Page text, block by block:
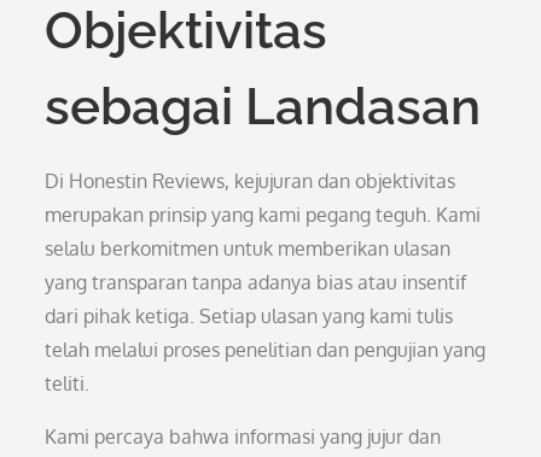
Objektivitas
sebagai Landasan
Di Honestin Reviews, kejujuran dan objektivitas
merupakan prinsip yang kami pegang teguh. Kami
selalu berkomitmen untuk memberikan ulasan
yang transparan tanpa adanya bias atau insentif
dari pihak ketiga. Setiap ulasan yang kami tulis
telah melalui proses penelitian dan pengujian yang
teliti.
Kami percaya bahwa informasi yang jujur dan